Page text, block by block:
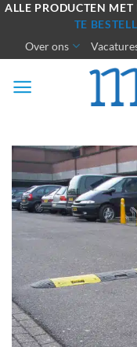
Ga
inhoud
ALLE PRODUCTEN
TE
Over ons